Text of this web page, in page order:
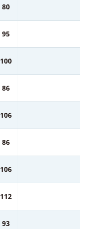
80
95
100
86
106
86
106
112
93